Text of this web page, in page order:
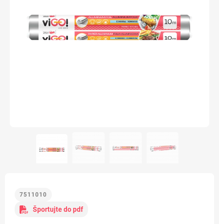
7511010
Športujte do pdf